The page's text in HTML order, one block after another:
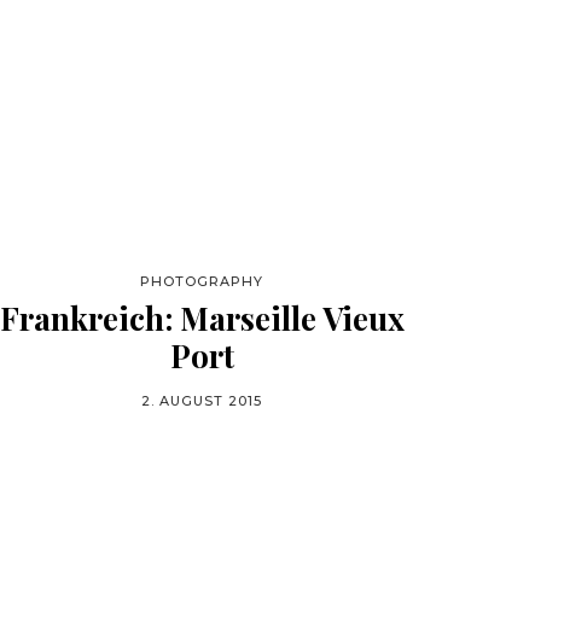
PHOTOGRAPHY
Frankreich: Marseille Vieux
Port
2. AUGUST 2015